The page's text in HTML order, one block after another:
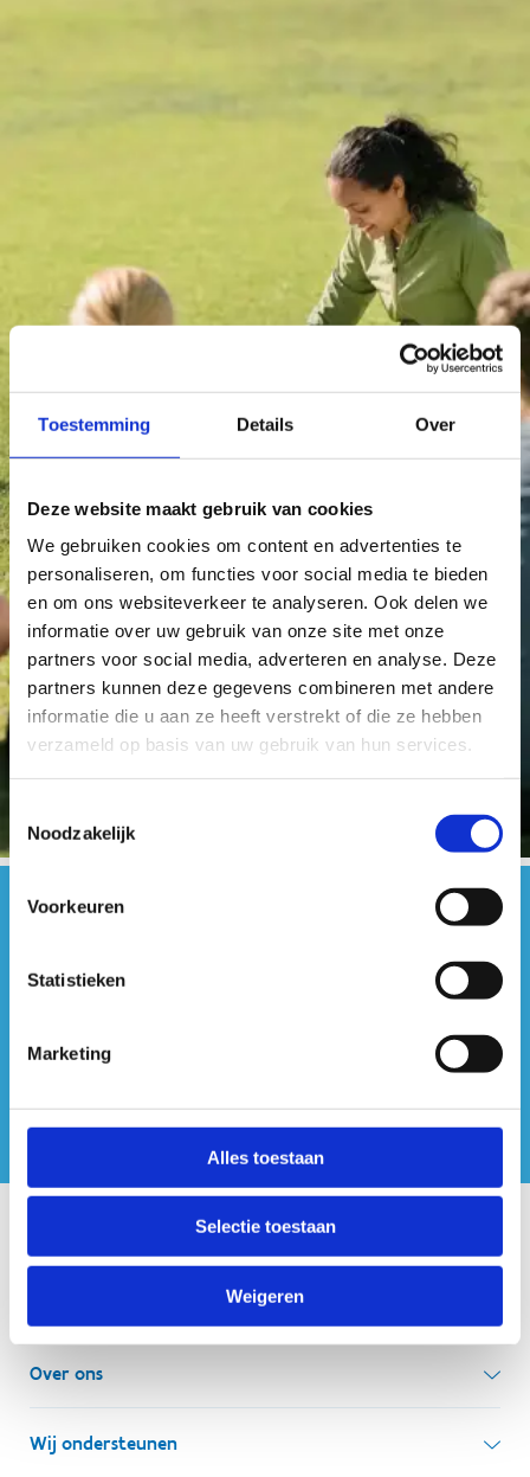
Toestemming Details Over
Deze website maakt gebruik van cookies
We gebruiken cookies om content en advertenties te
personaliseren, om functies voor social media te bieden
en om ons websiteverkeer te analyseren. Ook delen we
informatie over uw gebruik van onze site met onze
partners voor social media, adverteren en analyse. Deze
partners kunnen deze gegevens combineren met andere
informatie die u aan ze heeft verstrekt of die ze hebben
verzameld op basis van uw gebruik van hun services.
Noodzakelijk
Voorkeuren
Statistieken
Marketing
Alles toestaan
Selectie toestaan
Weigeren
#sportersbelevenmeer
Sport Vlaanderen Hoofdzetel
Simon Bolivarlaan 17
1000 Brussel
Ondernemingsnummer: BE 0248.142.826
Over ons
Wie zijn we, wat doen we
Wij ondersteunen